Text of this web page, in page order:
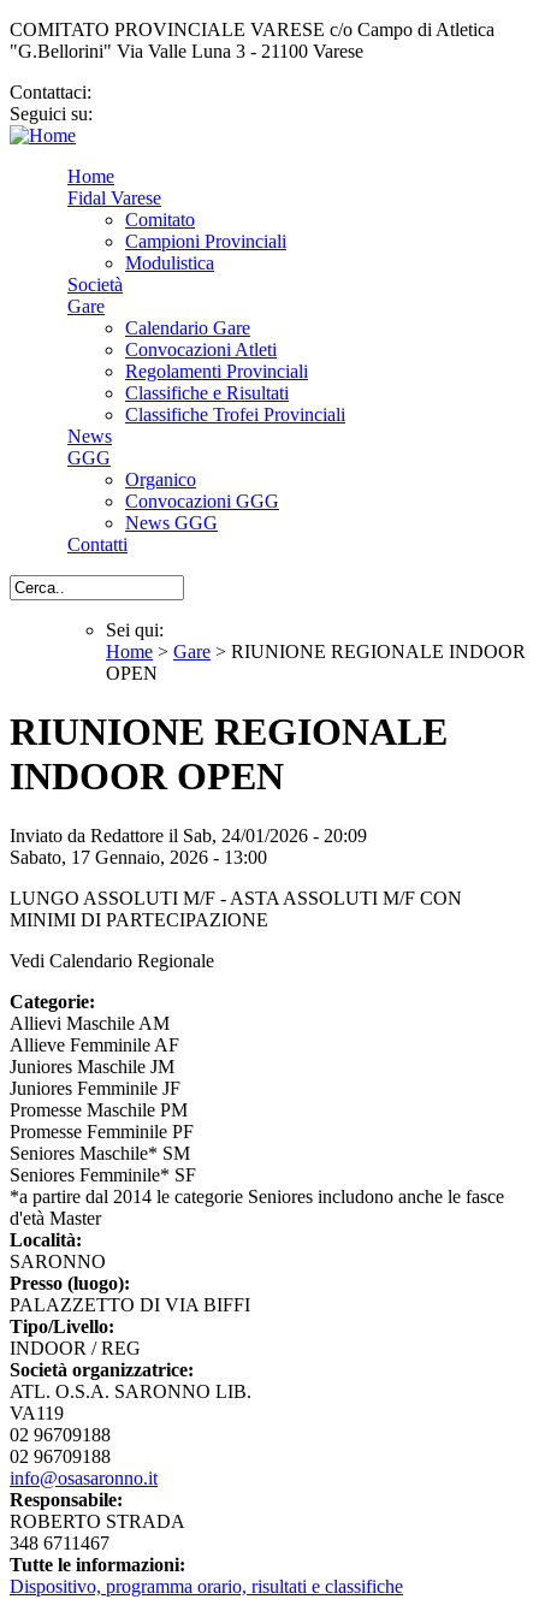
COMITATO PROVINCIALE VARESE c/o Campo di Atletica
"G.Bellorini" Via Valle Luna 3 - 21100 Varese
Contattaci:
Seguici su:
Home
Fidal Varese
Comitato
Campioni Provinciali
Modulistica
Società
Gare
Calendario Gare
Convocazioni Atleti
Regolamenti Provinciali
Classifiche e Risultati
Classifiche Trofei Provinciali
News
GGG
Organico
Convocazioni GGG
News GGG
Contatti
Cerca
Sei qui
Sei qui:
Home > Gare > RIUNIONE REGIONALE INDOOR
OPEN
RIUNIONE REGIONALE
INDOOR OPEN
Inviato da Redattore il Sab, 24/01/2026 - 20:09
Sabato, 17 Gennaio, 2026 - 13:00
LUNGO ASSOLUTI M/F - ASTA ASSOLUTI M/F CON
MINIMI DI PARTECIPAZIONE
Vedi Calendario Regionale
Categorie:
Allievi Maschile AM
Allieve Femminile AF
Juniores Maschile JM
Juniores Femminile JF
Promesse Maschile PM
Promesse Femminile PF
Seniores Maschile* SM
Seniores Femminile* SF
*a partire dal 2014 le categorie Seniores includono anche le fasce
d'età Master
Località:
SARONNO
Presso (luogo):
PALAZZETTO DI VIA BIFFI
Tipo/Livello:
INDOOR / REG
Società organizzatrice:
ATL. O.S.A. SARONNO LIB.
VA119
02 96709188
02 96709188
info@osasaronno.it
Responsabile:
ROBERTO STRADA
348 6711467
Tutte le informazioni:
Dispositivo, programma orario, risultati e classifiche